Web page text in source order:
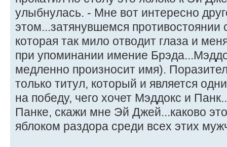
улыбнулась. - Мне вот интересно
этом...затянувшемся противостоянии
которая так мило отводит глаза и
при упоминании имение
медленно произносит имя).
только титул, который и является
на победу, чего хочет Мэддокс и
Панке, скажи мне Эй Джей...каково
яблоком раздора среди всех этих